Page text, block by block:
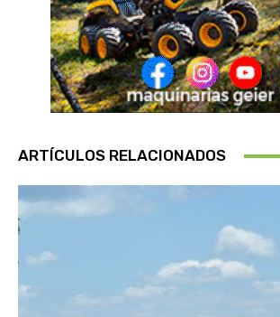
ARTÍCULOS RELACIONADOS